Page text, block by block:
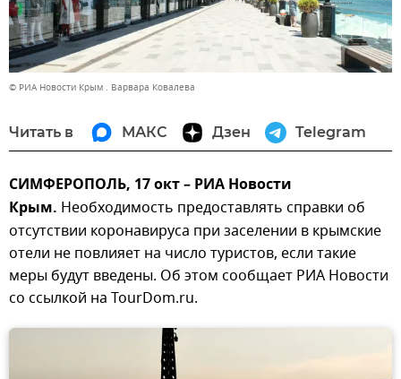
© РИА Новости Крым . Варвара Ковалева
Читать в МАКС Дзен Telegram
СИМФЕРОПОЛЬ, 17 окт – РИА Новости
Крым. Необходимость предоставлять справки об
отсутствии коронавируса при заселении в крымские
отели не повлияет на число туристов, если такие
меры будут введены. Об этом сообщает РИА Новости
со ссылкой на TourDom.ru.